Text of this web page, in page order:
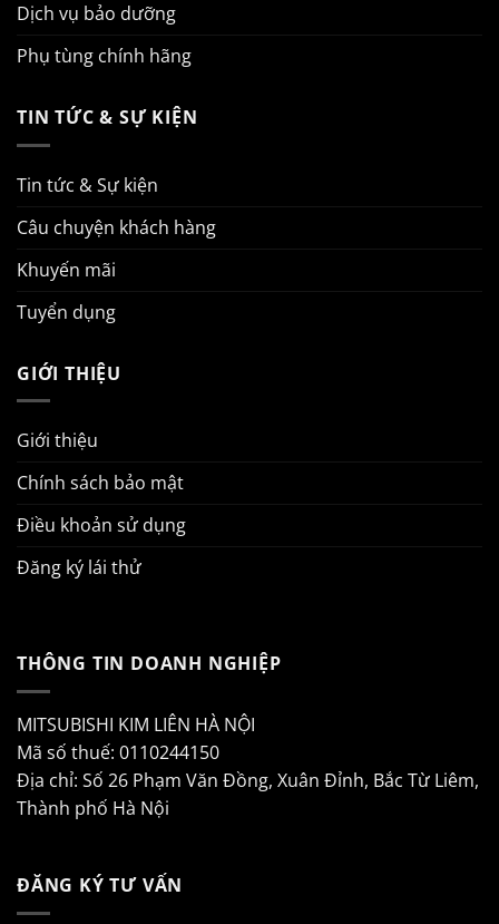
Dịch vụ bảo dưỡng
Phụ tùng chính hãng
TIN TỨC & SỰ KIỆN
Tin tức & Sự kiện
Câu chuyện khách hàng
Khuyến mãi
Tuyển dụng
GIỚI THIỆU
Giới thiệu
Chính sách bảo mật
Điều khoản sử dụng
Đăng ký lái thử
THÔNG TIN DOANH NGHIỆP
MITSUBISHI KIM LIÊN HÀ NỘI
Mã số thuế: 0110244150
Địa chỉ: Số 26 Phạm Văn Đồng, Xuân Đỉnh, Bắc Từ Liêm,
Thành phố Hà Nội
ĐĂNG KÝ TƯ VẤN